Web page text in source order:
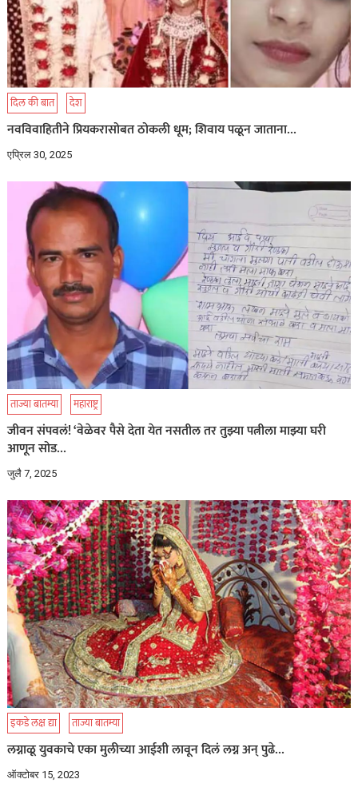
दिल की बात देश
नवविवाहितीने प्रियकरासोबत ठोकली धूम; शिवाय पळून जाताना…
एप्रिल 30, 2025
ताज्या बातम्या महाराष्ट्र
जीवन संपवलं! ‘वेळेवर पैसे देता येत नसतील तर तुझ्या पत्नीला माझ्या घरी
आणून सोड…
जुलै 7, 2025
इकडे लक्ष द्या ताज्या बातम्या
लग्नाळू युवकाचे एका मुलीच्या आईशी लावून दिलं लग्न अन् पुढे…
ऑक्टोबर 15, 2023